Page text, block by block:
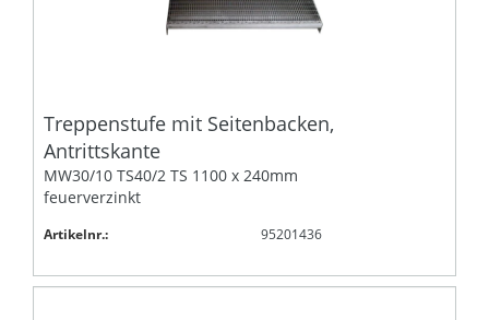
Treppenstufe mit Seitenbacken,
Antrittskante
MW30/10 TS40/2 TS 1100 x 240mm
feuerverzinkt
Artikelnr.: 95201436